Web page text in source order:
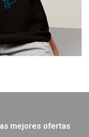
mejores ofertas